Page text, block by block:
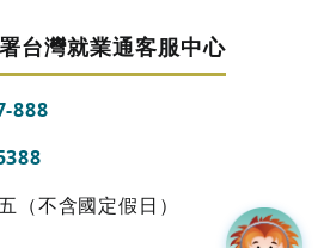
台灣就業通客服中心
888
（不含國定假日）